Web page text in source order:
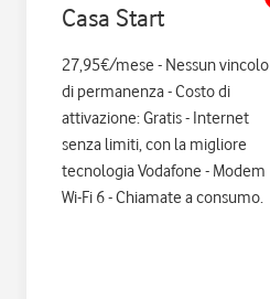
Casa Start
27,95€/mese - Nessun vincolo
di permanenza - Costo di
attivazione: Gratis - Internet
senza limiti, con la migliore
tecnologia Vodafone - Modem
Wi-Fi 6 - Chiamate a consumo.